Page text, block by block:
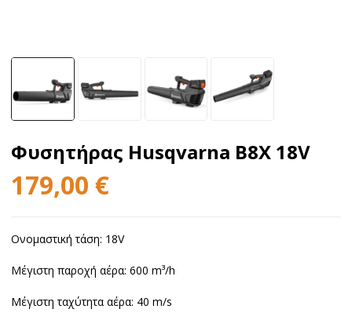
Φυσητήρας Husqvarna B8X 18V
179,00 €
Ονομαστική τάση: 18V
Μέγιστη παροχή αέρα: 600 m³/h
Μέγιστη ταχύτητα αέρα: 40 m/s